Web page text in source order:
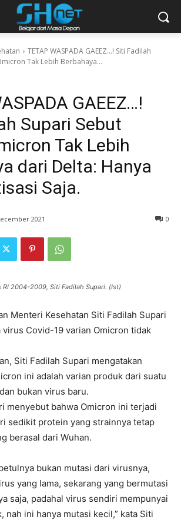
TETAP WASPADA GAEEZ...! Siti Fadilah
Tak Lebih Berbahaya...
GAEEZ…!
Supari Sebut
Tak Lebih
dari Delta: Hanya
Saja.
2021 0
RI 2004-2009, Siti Fadilah Supari. (Ist)
Menteri Kesehatan Siti Fadilah Supari
virus Covid-19 varian Omicron tidak
Siti Fadilah Supari mengatakan
ini adalah varian produk dari suatu
bukan virus baru.
menyebut bahwa Omicron ini terjadi
sedikit protein yang strainnya tetap
berasal dari Wuhan.
bukan mutasi dari virusnya,
yang lama, sekarang yang bermutasi
saja, padahal virus sendiri mempunyai
nah ini hanya mutasi kecil,” kata Siti